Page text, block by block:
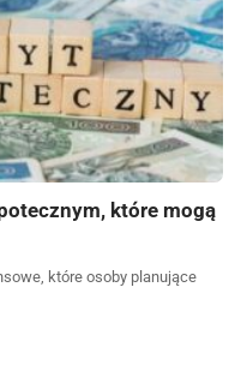
które mogą
które osoby planujące